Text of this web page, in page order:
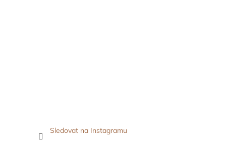
Sledovat na Instagramu